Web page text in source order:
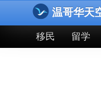
温哥华天
移民 留学